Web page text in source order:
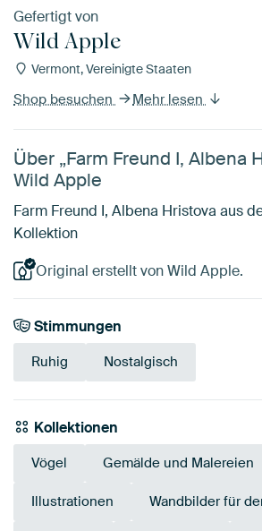
Gefertigt von
Wild Apple
Vermont, Vereinigte Staaten
Shop besuchen Mehr lesen
Über „Farm Freund I, Albena
Wild Apple
Farm Freund I, Albena Hristova aus
Kollektion
Original erstellt von Wild Apple.
Stimmungen
Ruhig Nostalgisch
Kollektionen
Vögel Gemälde und Malereien
Illustrationen Wandbilder für